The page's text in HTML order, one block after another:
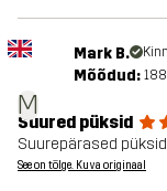
M
Mark B.
Mõõdud:
Suured püksid
Suurepärased
See on tõlge. Kuva originaal